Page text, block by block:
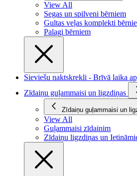
View All
Segas un spilveni bērniem
Gultas veļas komplekti
Palagi bērniem
Sieviešu naktskrekli - Brīvā laika
Zīdaiņu guļammaisi un ligzdiņas
Zīdaiņu guļammaisi un
View All
Guļammaisi zīdainim
Zīdaiņu ligzdiņas un